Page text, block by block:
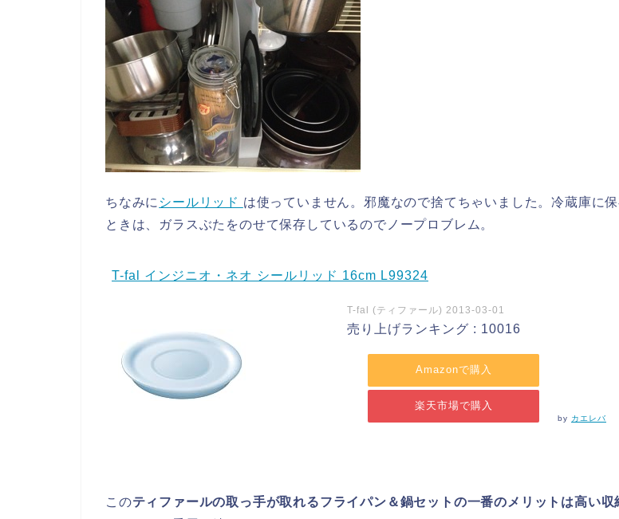
ちなみに シールリッド は使っていません。邪魔なので捨てちゃいました。冷蔵庫に
ときは、ガラスぶたをのせて保存しているのでノープロブレム。
T-fal インジニオ・ネオ シールリッド 16cm L99324
T-fal (ティファール) 2013-03-01
売り上げランキング : 10016
Amazonで購入
楽天市場で購入
by カエレバ
このティファールの取っ手が取れるフライパン＆鍋セットの一番のメリットは高い収